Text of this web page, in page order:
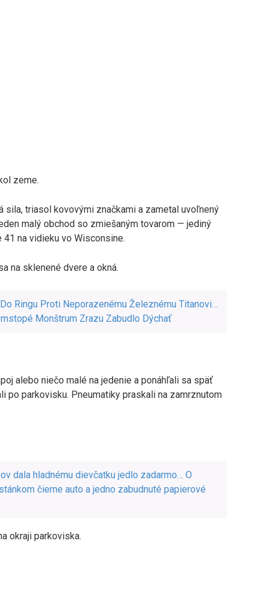
zeme.
sila, triasol kovovými značkami a zametal uvoľnený
malý obchod so zmiešaným tovarom — jediný
na vidieku vo Wisconsine.
na sklenené dvere a okná.
Ringu Proti Neporazenému Železnému Titanovi…
Monštrum Zrazu Zabudlo Dýchať
alebo niečo malé na jedenie a ponáhľali sa späť
po parkovisku. Pneumatiky praskali na zamrznutom
dala hladnému dievčatku jedlo zadarmo… O
čierne auto a jedno zabudnuté papierové
okraji parkoviska.